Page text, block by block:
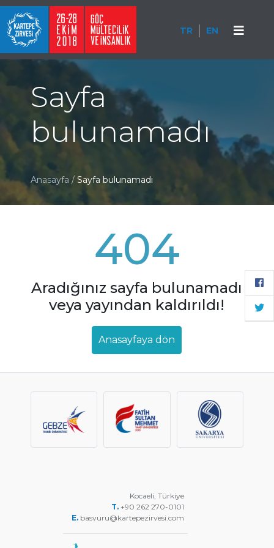
TR EN
Sayfa
bulunamadı
Anasayfa / Sayfa bulunamadı
404
Aradığınız sayfa bulunamadı
veya yayından kaldırıldı!
Anasayfaya dön
Kocaeli, Türkiye
T. +90 262 270-0101
E. basvuru@kartepezirvesi.com